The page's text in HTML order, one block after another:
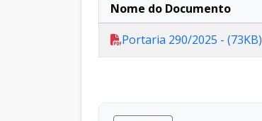
Nome do Documento
Portaria 290/2025 - (73KB)